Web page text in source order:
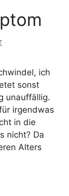
ich
sonst
unauffällig.
irgendwas
in die
nicht? Da
Alters